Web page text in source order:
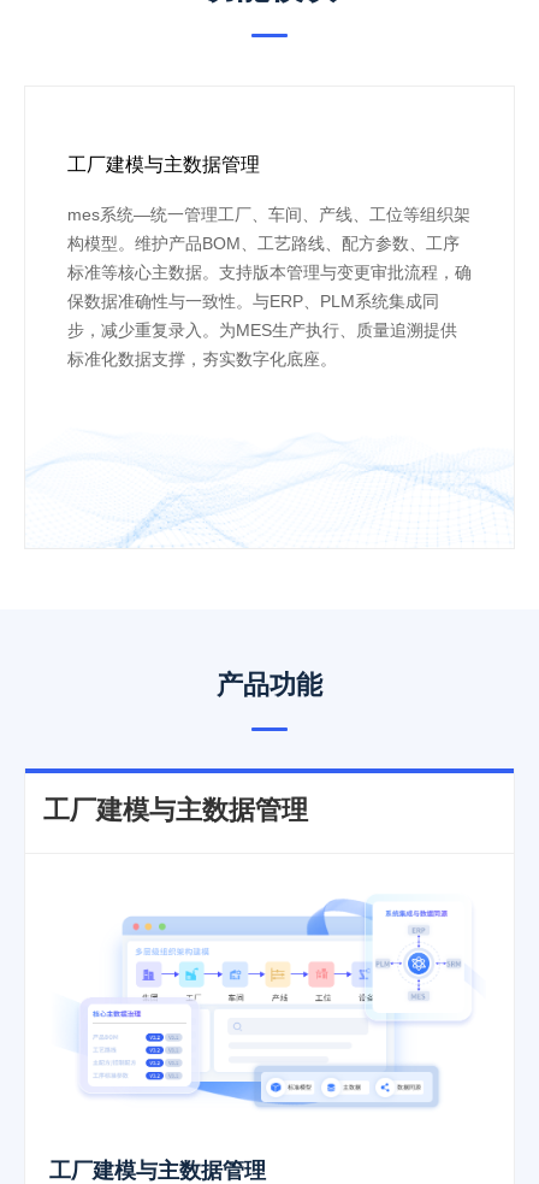
工厂建模与主数据管理
mes系统—统一管理工厂、车间、产线、工位等组织架
构模型。维护产品BOM、工艺路线、配方参数、工序
标准等核心主数据。支持版本管理与变更审批流程，确
保数据准确性与一致性。与ERP、PLM系统集成同
步，减少重复录入。为MES生产执行、质量追溯提供
标准化数据支撑，夯实数字化底座。
产品功能
工厂建模与主数据管理
工厂建模与主数据管理